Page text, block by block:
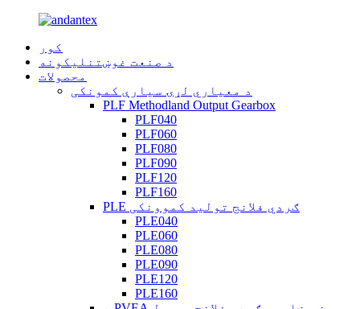
کور
د صنعت غوښتنلیکونه
محصولات
د معیاري لړۍ سیارې کمونکی
PLF Methodland Output Gearbox
PLF040
PLF060
PLF080
PLF090
PLF120
PLF160
PLE ګردي فلانج تولید کموونکی
PLE040
PLE060
PLE080
PLE090
PLE120
PLE160